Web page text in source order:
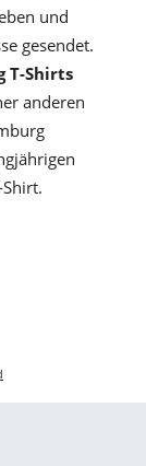
und
gesendet.
T-Shirts
anderen